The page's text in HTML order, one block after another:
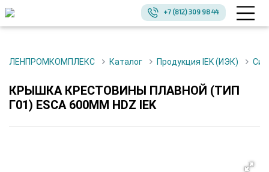
+7 (812) 309 98 44
ЛЕНПРОМКОМПЛЕКС Каталог Продукция IEK (ИЭК)
КРЫШКА КРЕСТОВИНЫ ПЛАВНОЙ (ТИП
Г01) ESCA 600ММ HDZ IEK